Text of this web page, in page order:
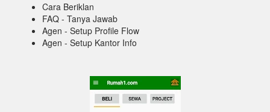
Cara Beriklan
FAQ - Tanya Jawab
Agen - Setup Profile Flow
Agen - Setup Kantor Info